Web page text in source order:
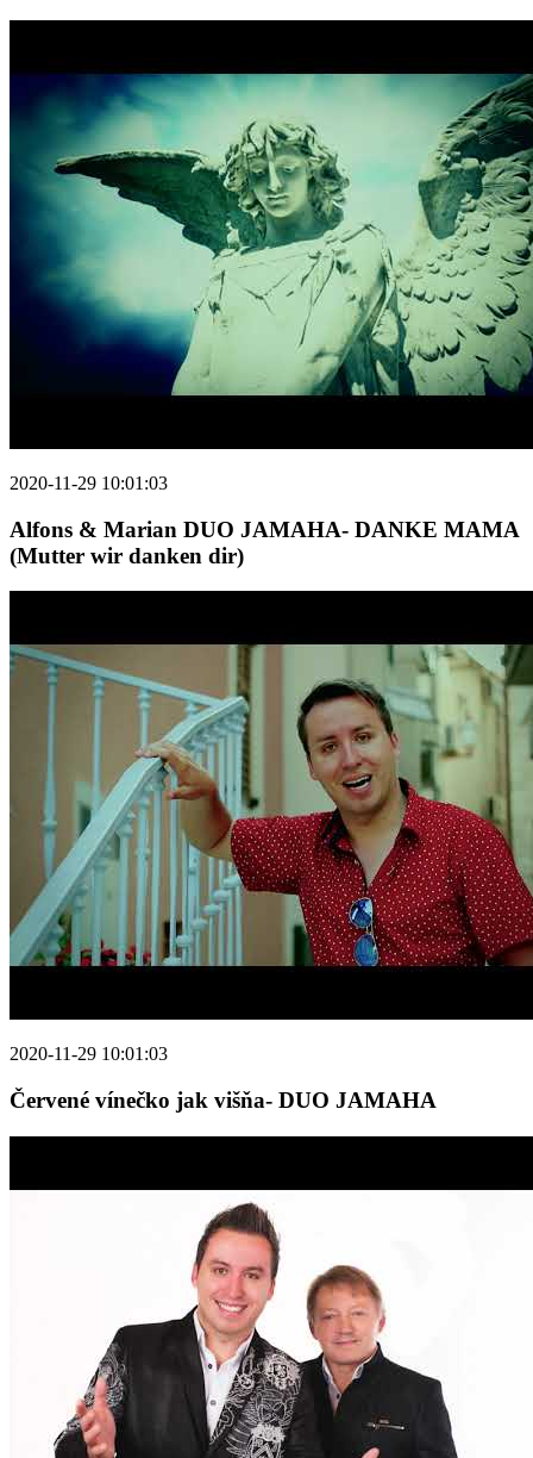
2020-11-29 10:01:03
Alfons & Marian DUO JAMAHA- DANKE MAMA
(Mutter wir danken dir)
2020-11-29 10:01:03
Červené vínečko jak višňa- DUO JAMAHA